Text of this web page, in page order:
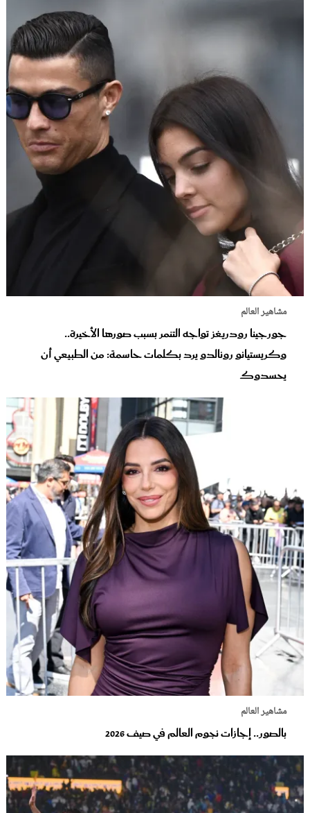
مشاهير العالم
جورجينا رودريغز تواجه التنمر بسبب صورها الأخيرة..
وكريستيانو رونالدو يرد بكلمات حاسمة: من الطبيعي أن
يحسدوك
مشاهير العالم
بالصور.. إجازات نجوم العالم في صيف 2026